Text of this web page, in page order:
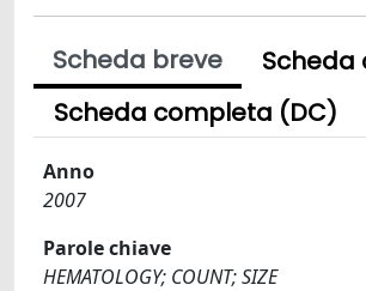
Scheda breve
Scheda completa (DC)
Anno
2007
Parole chiave
HEMATOLOGY; COUNT; SIZE